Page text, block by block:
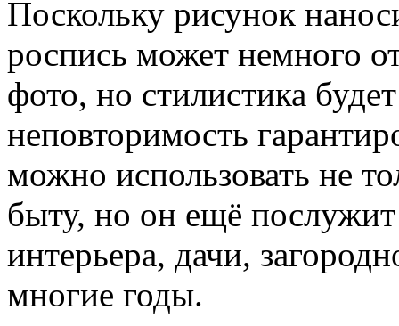
Поскольку рисунок
роспись может немного
фото, но стилистика
неповторимость
можно использовать не
быту, но он ещё
интерьера, дачи,
многие годы.